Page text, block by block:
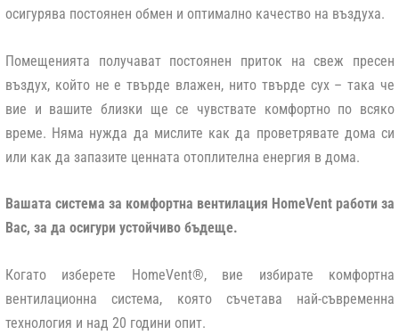
осигурява постоянен обмен и оптимално качество на въздуха.
Помещенията получават постоянен приток на свеж пресен
въздух, който не е твърде влажен, нито твърде сух – така че
вие и вашите близки ще се чувствате комфортно по всяко
време. Няма нужда да мислите как да проветрявате дома си
или как да запазите ценната отоплителна енергия в дома.
Вашата система за комфортна вентилация HomeVent работи за
Вас, за да осигури устойчиво бъдеще.
Когато изберете HomeVent®, вие избирате комфортна
вентилационна система, която съчетава най-съвременна
технология и над 20 години опит.